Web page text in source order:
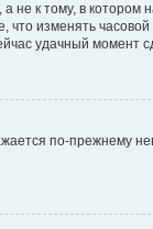
к тому, в
изменять
удачный момент
по-прежнему